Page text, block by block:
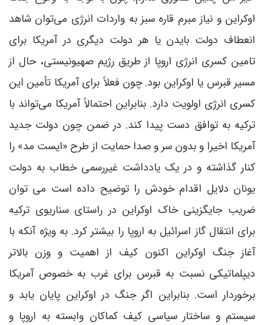
اوکراین و نیاز مبرم قاره سبز به واردات انرژی می‌توان شاهد
انعطاف دولت بایدن یا هر دولت دیگری در آمریکا برای
تامین کسری انرژی اروپا از طریق رژیم صهیونیستی، حال از
مسیر قبرس یا اوکراین بود. چون فعلاً برای آمریکا تأمین این
کسری انرژی اولویت دارد. بنابراین احتمالاً آمریکا می‌تواند با
ترکیه به توافق دست پیدا کند. در ضمن چون دولت جدید
آمریکا اخیرا و بدون سر و صدا حمایت از طرح «ایست مد» را
کنار گذاشته و در یک یادداشت غیررسمی خطاب به دولت
یونان دلایل اقدام خودش را توضیح داده است می توان
ضریب جایگزینی خاک اوکراین در راستای سناریوی ترکیه
برای انتقال گاز اسرائیل به اروپا را بیشتر کرد. به ویژه آنکه با
آغاز جنگ اوکراین اکنون کیف از اهمیت و وزن بالاتر
دیپلماتیکی نسبت به قبرس برای غرب به خصوص آمریکا
برخوردار است. بنابراین اگر جنگ در اوکراین پایان یابد و
سیستم و ساختار سیاسی کیف کماکان وابسته به اروپا و